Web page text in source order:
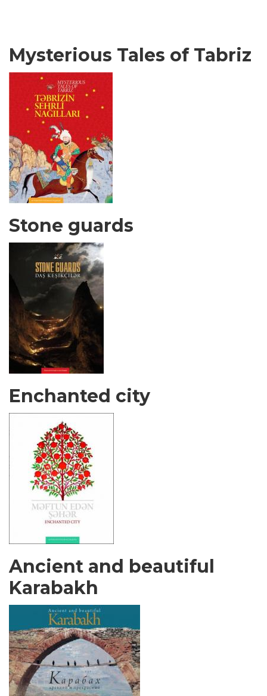
Mysterious Tales of Tabriz
Stone guards
Enchanted city
Ancient and beautiful
Karabakh